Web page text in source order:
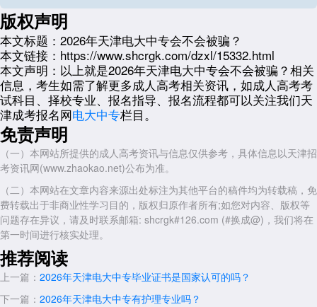
价格方面也需要留意。如果某个机构的报价明显低于市场正常水平，
或者以各种名目不断收取额外费用，可能存在风险。正规的学费标准相对
透明，学员可以在报名前了解清楚全部费用构成。
报名过程中的注意事项
针对2026年天津电大中专会不会被骗的担忧，在报名过程中有几个
关键点需要把握。学籍注册信息应该由学员本人掌握，包括学号、学习平
台登录账号等。正规机构会指导学员完成注册，并将这些信息告知学员，
而不是代为保管。
缴费时尽量通过正规渠道，如学校官方支付平台或对公账户，并保留
好缴费凭证。对于要求将费用转入个人账户的情况，需要提高警惕。付款
前可以核实收款方是否与办学机构名称一致。
学习过程中，学员应当能够正常登录学习平台，看到自己的学籍信息
和课程安排。如果长时间无法登录学习平台，或者学习进度始终没有变
化，可能存在问题，需要及时核实。
学习过程的真实参与
虽然担心2026年天津电大中专会不会被骗，但学员本人对学习过程
的真实参与也是避免问题的有效方式。按照教学要求完成课程学习、参与
版权声明
本文标题： 2026年天津电大中专会不会被骗？
本文链接： https://www.shcrgk.com/dzxl/15332.html
本文声明： 以上就是2026年天津电大中专会不会被骗？相关
信息，考生如需了解更多成人高考相关资讯，如成人高考考
试科目、择校专业、报名指导、报名流程都可以关注我们天
津成考报名网电大中专栏目。
免责声明
（一）本网站所提供的成人高考资讯与信息仅供参考，具体信息以天津招
考资讯网(www.zhaokao.net)公布为准。
（二）本网站在文章内容来源出处标注为其他平台的稿件均为转载稿，免
费转载出于非商业性学习目的，版权归原作者所有;如您对内容、版权等
问题存在异议，请及时联系邮箱: shcrgk#126.com (#换成@)，我们将在
第一时间进行核实处理。
推荐阅读
上一篇： 2026年天津电大中专毕业证书是国家认可的吗？
下一篇： 2026年天津电大中专有护理专业吗？